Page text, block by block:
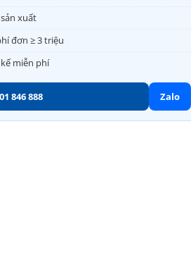
xuất
đơn ≥ 3 triệu
miễn phí
846 888 Zalo